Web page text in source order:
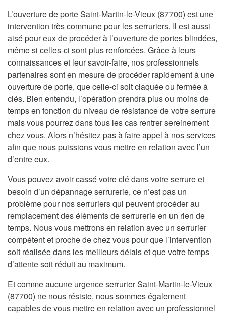
L’ouverture de porte Saint-Martin-le-Vieux (87700) est une
intervention très commune pour les serruriers. Il est aussi
aisé pour eux de procéder à l’ouverture de portes blindées,
même si celles-ci sont plus renforcées. Grâce à leurs
connaissances et leur savoir-faire, nos professionnels
partenaires sont en mesure de procéder rapidement à une
ouverture de porte, que celle-ci soit claquée ou fermée à
clés. Bien entendu, l’opération prendra plus ou moins de
temps en fonction du niveau de résistance de votre serrure
mais vous pourrez dans tous les cas rentrer sereinement
chez vous. Alors n’hésitez pas à faire appel à nos services
afin que nous puissions vous mettre en relation avec l’un
d’entre eux.
Vous pouvez avoir cassé votre clé dans votre serrure et
besoin d’un dépannage serrurerie, ce n’est pas un
problème pour nos serruriers qui peuvent procéder au
remplacement des éléments de serrurerie en un rien de
temps. Nous vous mettrons en relation avec un serrurier
compétent et proche de chez vous pour que l’intervention
soit réalisée dans les meilleurs délais et que votre temps
d’attente soit réduit au maximum.
Et comme aucune urgence serrurier Saint-Martin-le-Vieux
(87700) ne nous résiste, nous sommes également
capables de vous mettre en relation avec un professionnel